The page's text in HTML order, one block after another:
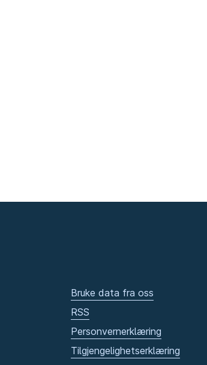
Bruke data fra oss
RSS
Personvernerklæring
Tilgjengelighetserklæring